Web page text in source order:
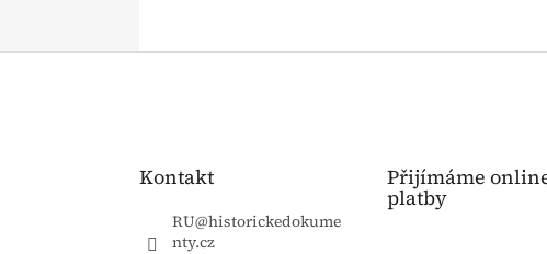
Kontakt
RU@historickedokume
nty.cz
Přijímáme
platby